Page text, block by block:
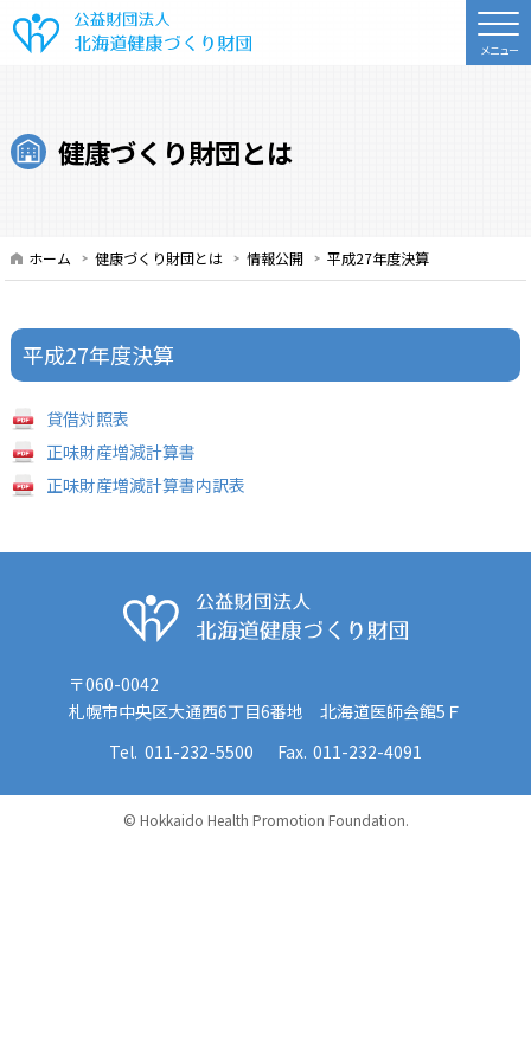
公益財団法人 北海道健康づくり財
健康づくり財団とは
ホーム 健康づくり財団とは 情報公開 平成27年度決算
平成27年度決算
貸借対照表
正味財産増減計算書
正味財産増減計算書内訳表
〒060-0042
札幌市中央区大通西6丁目6番地 北海道医師会館5Ｆ
011-232-5500
011-232-4091
© Hokkaido Health Promotion Foundation.